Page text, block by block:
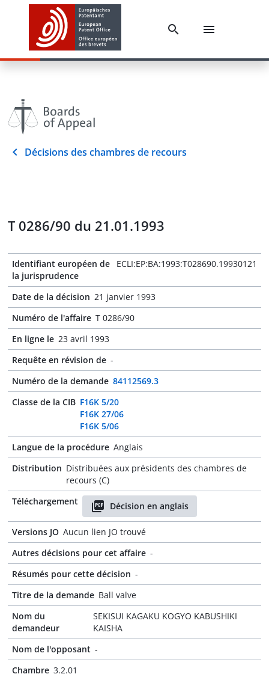
Décisions des chambres de recours
T 0286/90 du 21.01.1993
Identifiant européen de
la jurisprudence
ECLI:EP:BA:1993:T028690.19930121
Date de la décision 21 janvier 1993
Numéro de l'affaire T 0286/90
En ligne le 23 avril 1993
Requête en révision de -
Numéro de la demande 84112569.3
Classe de la CIB F16K 5/20
F16K 27/06
F16K 5/06
Langue de la procédure Anglais
Distribution Distribuées aux présidents des chambres de
recours (C)
Téléchargement
Décision en anglais
Versions JO Aucun lien JO trouvé
Autres décisions pour cet affaire -
Résumés pour cette décision -
Titre de la demande Ball valve
Nom du
demandeur
SEKISUI KAGAKU KOGYO KABUSHIKI
KAISHA
Nom de l'opposant -
Chambre 3.2.01